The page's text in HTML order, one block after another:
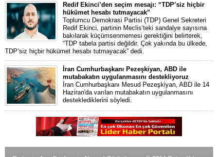
Redif Ekinci’den seçim mesajı: “TDP’siz hiçbir
hükümet hesabı tutmayacak”
Toplumcu Demokrasi Partisi (TDP) Genel Sekreteri
Redif Ekinci, partinin Meclis’teki sandalye sayısına
bakılarak küçümsenmemesi gerektiğini belirterek,
“TDP tabela partisi değildir. Çok yakında bu ülkede,
TDP’siz hiçbir hükümet hesabı tutmayacak” dedi.
İran Cumhurbaşkanı Pezeşkiyan, ABD ile
mutabakatın uygulanmasını destekliyoruz
İran Cumhurbaşkanı Mesud Pezeşkiyan, ABD ile 14
Haziran'da varılan mutabakatın uygulanmasını
desteklediklerini söyledi.